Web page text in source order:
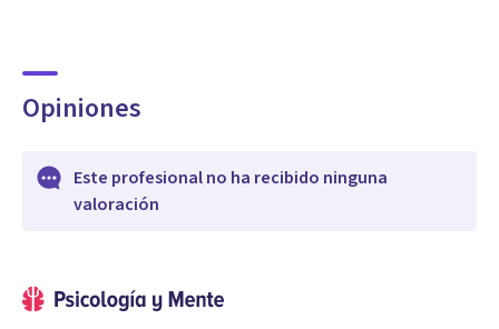
Opiniones
Este profesional no ha recibido ninguna
valoración